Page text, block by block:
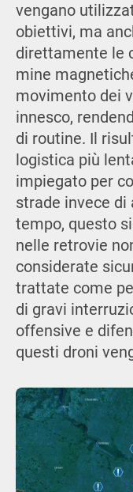
vengano
obiettivi, ma
direttamente le
mine
movimento dei
innesco,
di routine. Il
logistica più
impiegato per
strade invece di
tempo, questo
nelle retrovie
considerate
trattate come
di gravi
offensive e
questi droni